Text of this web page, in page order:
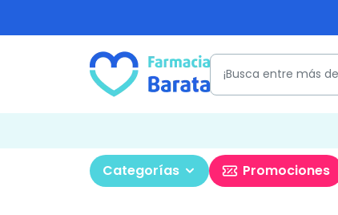
Categorías Promociones